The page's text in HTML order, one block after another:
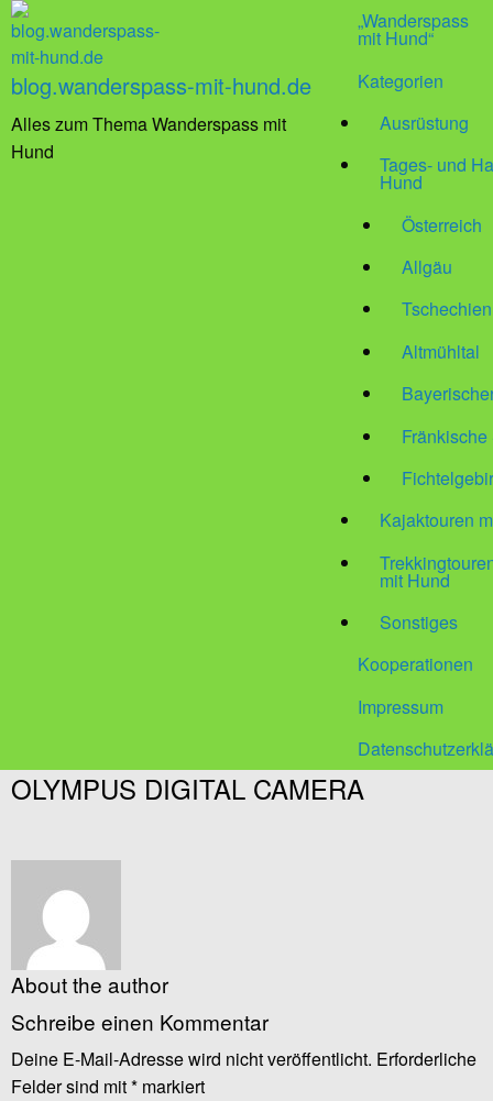
blog.wanderspass-mit-hund.de
Alles zum Thema Wanderspass mit
Hund
„Wanderspass
mit Hund“
Kategorien
Ausrüstung
Tages- und
Hund
Österreich
Allgäu
Tschechien
Altmühltal
Kajaktouren
mit Hund
Sonstiges
Kooperationen
Impressum
OLYMPUS DIGITAL CAMERA
About the author
Schreibe einen Kommentar
Deine E-Mail-Adresse wird nicht veröffentlicht. Erforderliche
Felder sind mit* markiert